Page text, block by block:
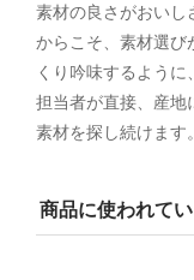
素材の良さがおいし
からこそ、素材選び
くり吟味するように
担当者が直接、産地
素材を探し続けます。
商品に使われて